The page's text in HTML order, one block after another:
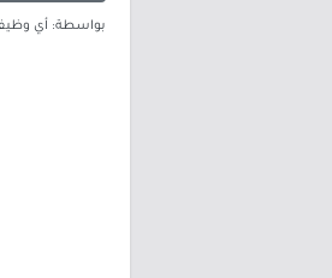
بواسطة: أي